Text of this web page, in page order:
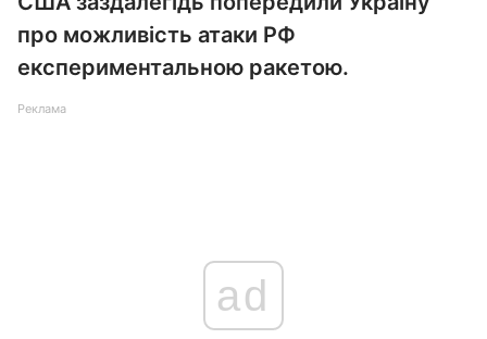
про можливість атаки РФ
експериментальною ракетою.
Реклама
ad